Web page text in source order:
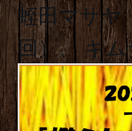
蛭田マサヤ
回）、 キ